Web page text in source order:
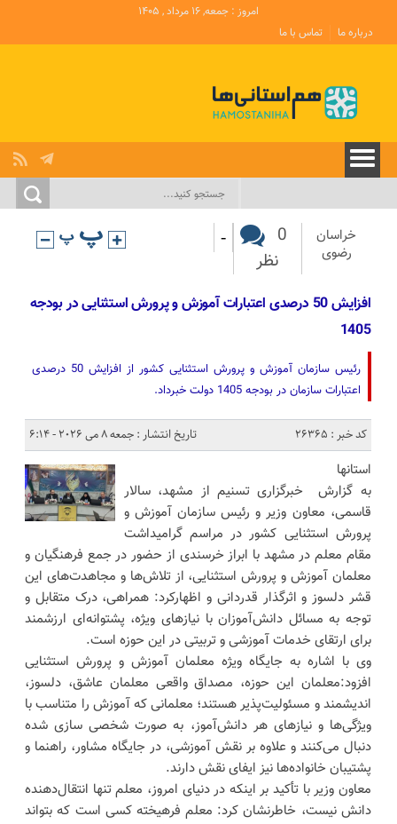
امروز : جمعه, ۱۶ مرداد , ۱۴۰۵
درباره ما
تماس با ما
خراسان
رضوی
0
نظر
-
افزایش 50 درصدی اعتبارات آموزش و پرورش استثنایی در بودجه
1405
رئیس سازمان آموزش و پرورش استثنایی کشور از افزایش 50 درصدی
اعتبارات سازمان در بودجه 1405 دولت خبرداد.
کد خبر : 26365
تاریخ انتشار : جمعه 8 می 2026 - 6:14
استانها
به گزارش خبرگزاری تسنیم از مشهد، سالار
قاسمی، معاون وزیر و رئیس سازمان آموزش و
پرورش استثنایی کشور در مراسم گرامیداشت
مقام معلم در مشهد با ابراز خرسندی از حضور در جمع فرهنگیان و
معلمان آموزش و پرورش استثنایی، از تلاش‌ها و مجاهدت‌های این
قشر دلسوز و اثرگذار قدردانی و اظهارکرد: همراهی، درک متقابل و
توجه به مسائل دانش‌آموزان با نیازهای ویژه، پشتوانه‌ای ارزشمند
برای ارتقای خدمات آموزشی و تربیتی در این حوزه است.
وی با اشاره به جایگاه ویژه معلمان آموزش و پرورش استثنایی
افزود:معلمان این حوزه، مصداق واقعی معلمان عاشق، دلسوز،
اندیشمند و مسئولیت‌پذیر هستند؛ معلمانی که آموزش را متناسب با
ویژگی‌ها و نیازهای هر دانش‌آموز، به صورت شخصی‌ سازی‌ شده
دنبال می‌کنند و علاوه بر نقش آموزشی، در جایگاه مشاور، راهنما و
پشتیبان خانواده‌ها نیز ایفای نقش دارند.
معاون وزیر با تأکید بر اینکه در دنیای امروز، معلم تنها انتقال‌دهنده
دانش نیست، خاطرنشان کرد: معلم فرهیخته کسی است که بتواند